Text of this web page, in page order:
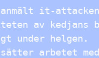
it-attacken
av kedjans
under helgen.
arbetet